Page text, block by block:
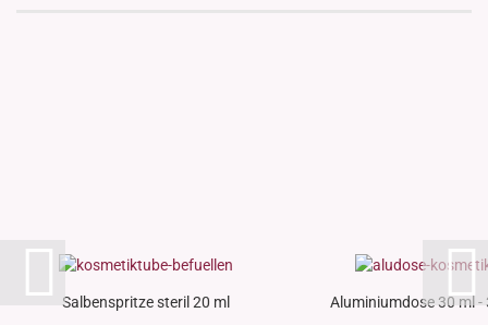
Salbenspritze steril 20 ml Aluminiumdose 30 ml -